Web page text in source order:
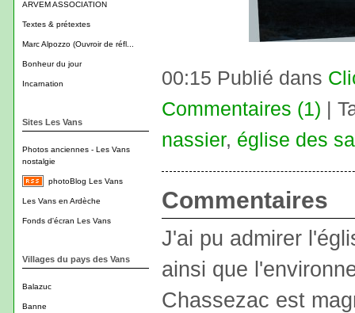
ARVEM ASSOCIATION
Textes & prétextes
Marc Alpozzo (Ouvroir de réfl...
Bonheur du jour
Incarnation
Sites Les Vans
Photos anciennes - Les Vans
nostalgie
photoBlog Les Vans
Les Vans en Ardèche
Fonds d'écran Les Vans
Villages du pays des Vans
Balazuc
Banne
00:15 Publié dans
Commentaires (1) |
nassier, église des
Commentaires
J'ai pu admirer
ainsi que
Chassezac est